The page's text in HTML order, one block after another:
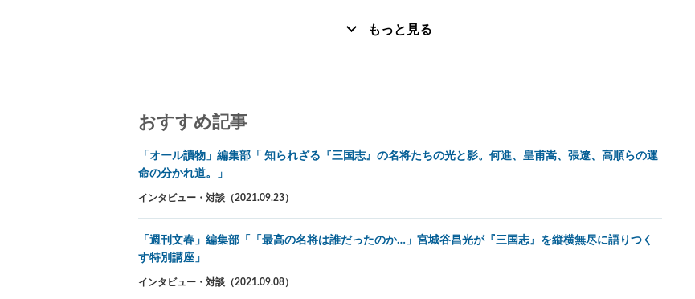
もっと見る
おすすめ記事
「オール讀物」編集部「 知られざる『三国志』の名将たちの光と影。何進、皇甫嵩、張遼、高順らの運
命の分かれ道。」
インタビュー・対談（2021.09.23）
「週刊文春」編集部「「最高の名将は誰だったのか…」宮城谷昌光が『三国志』を縦横無尽に語りつく
す特別講座」
インタビュー・対談（2021.09.08）